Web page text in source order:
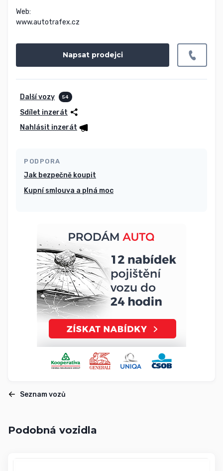
Web:
www.autotrafex.cz
Napsat prodejci
Další vozy 54
Sdílet inzerát
Nahlásit inzerát
PODPORA
Jak bezpečně koupit
Kupní smlouva a plná moc
Seznam vozů
Podobná vozidla